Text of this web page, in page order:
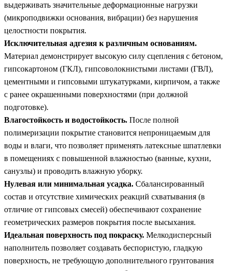
выдерживать значительные деформационные нагрузки
(микроподвижки основания, вибрации) без нарушения
целостности покрытия.
Исключительная адгезия к различным основаниям.
Материал демонстрирует высокую силу сцепления с бетоном,
гипсокартоном (ГКЛ), гипсоволокнистыми листами (ГВЛ),
цементными и гипсовыми штукатурками, кирпичом, а также
с ранее окрашенными поверхностями (при должной
подготовке).
Влагостойкость и водостойкость. После полной
полимеризации покрытие становится непроницаемым для
воды и влаги, что позволяет применять латексные шпатлевки
в помещениях с повышенной влажностью (ванные, кухни,
санузлы) и проводить влажную уборку.
Нулевая или минимальная усадка. Сбалансированный
состав и отсутствие химических реакций схватывания (в
отличие от гипсовых смесей) обеспечивают сохранение
геометрических размеров покрытия после высыхания.
Идеальная поверхность под покраску. Мелкодисперсный
наполнитель позволяет создавать беспористую, гладкую
поверхность, не требующую дополнительного грунтования